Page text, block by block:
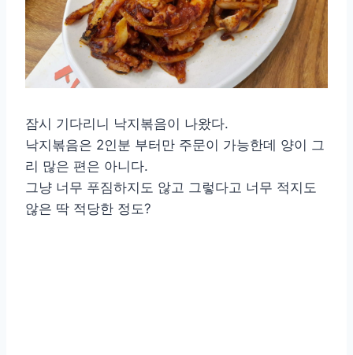
잠시 기다리니 낙지볶음이 나왔다.
낙지볶음은 2인분 부터만 주문이 가능한데 양이 그
리 많은 편은 아니다.
그냥 너무 푸짐하지도 않고 그렇다고 너무 적지도
않은 딱 적당한 정도?